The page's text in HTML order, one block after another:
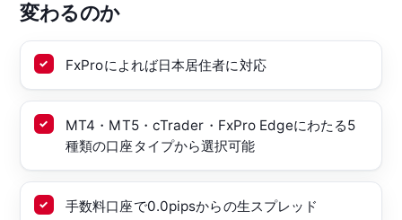
変わるのか
FxProによれば日本居住者に対応
MT4・MT5・cTrader・FxPro Edgeにわたる5
種類の口座タイプから選択可能
手数料口座で0.0pipsからの生スプレッド